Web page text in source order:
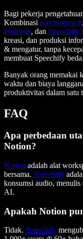
Bagi pekerja
Kombinasi text to speech,
Podcasts, dan Speechify
kreasi, dan produksi
& mengatur, tanpa
membuat Speechify beda.
Banyak orang memakai
waktu dan biaya
produktivitas dalam satu
FAQ
Apa perbedaan
Notion?
Notion adalah alat
bersama. Speechify
konsumsi audio, menulis
AI.
Apakah Notion
Tidak. Speechify